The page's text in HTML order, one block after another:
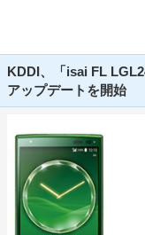
KDDI、「isai FL
アップデートを開始